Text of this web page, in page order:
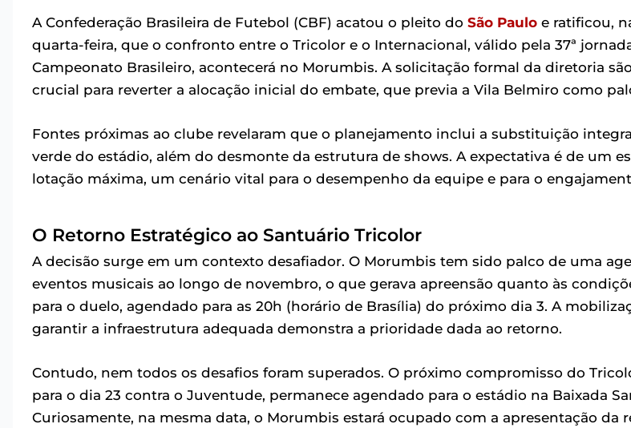
A Confederação Brasileira de Futebol (CBF) acatou o pleito do São Paulo e ratificou,
quarta-feira, que o confronto entre o Tricolor e o Internacional, válido pela 37ª
Campeonato Brasileiro, acontecerá no Morumbis. A solicitação formal da diretoria
crucial para reverter a alocação inicial do embate, que previa a Vila Belmiro como
Fontes próximas ao clube revelaram que o planejamento inclui a substituição
verde do estádio, além do desmonte da estrutura de shows. A expectativa é de um
lotação máxima, um cenário vital para o desempenho da equipe e para o
O Retorno Estratégico ao Santuário Tricolor
A decisão surge em um contexto desafiador. O Morumbis tem sido palco de uma
eventos musicais ao longo de novembro, o que gerava apreensão quanto às
para o duelo, agendado para as 20h (horário de Brasília) do próximo dia 3. A
garantir a infraestrutura adequada demonstra a prioridade dada ao retorno.
Contudo, nem todos os desafios foram superados. O próximo compromisso do
para o dia 23 contra o Juventude, permanece agendado para o estádio na Baixada
Curiosamente, na mesma data, o Morumbis estará ocupado com a apresentação da